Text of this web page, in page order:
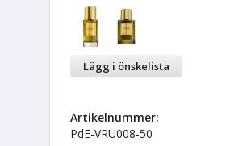
Lägg i önskelista
Artikelnummer:
PdE-VRU008-50